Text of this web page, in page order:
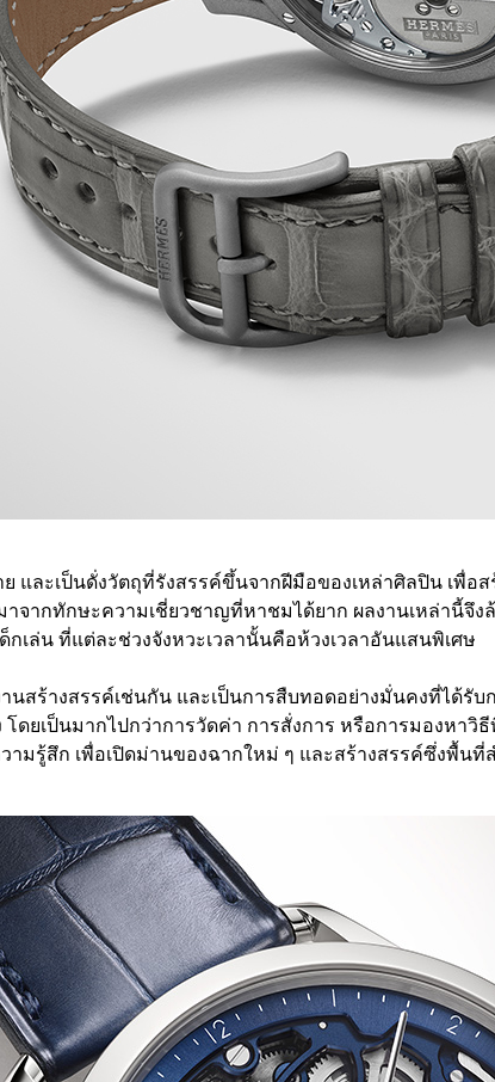
และเป็นดั่งวัตถุที่รังสรรค์ขึ้นจากฝีมือของเหล่าศิลปิน เพื่อ
จากทักษะความเชี่ยวชาญที่หาชมได้ยาก ผลงานเหล่านี้จึ
กเล่น ที่แต่ละช่วงจังหวะเวลานั้นคือห้วงเวลาอันแสนพิเศษ
นสร้างสรรค์เช่นกัน และเป็นการสืบทอดอย่างมั่นคงที่ได้
ยเป็นมากไปกว่าการวัดค่า การสั่งการ หรือการมองหาวิ
มรู้สึก เพื่อเปิดม่านของฉากใหม่ ๆ และสร้างสรรค์ซึ่งพื้น